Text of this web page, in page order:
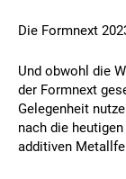
Die Formnext
Und obwohl die
der Formnext
Gelegenheit
nach die
additiven